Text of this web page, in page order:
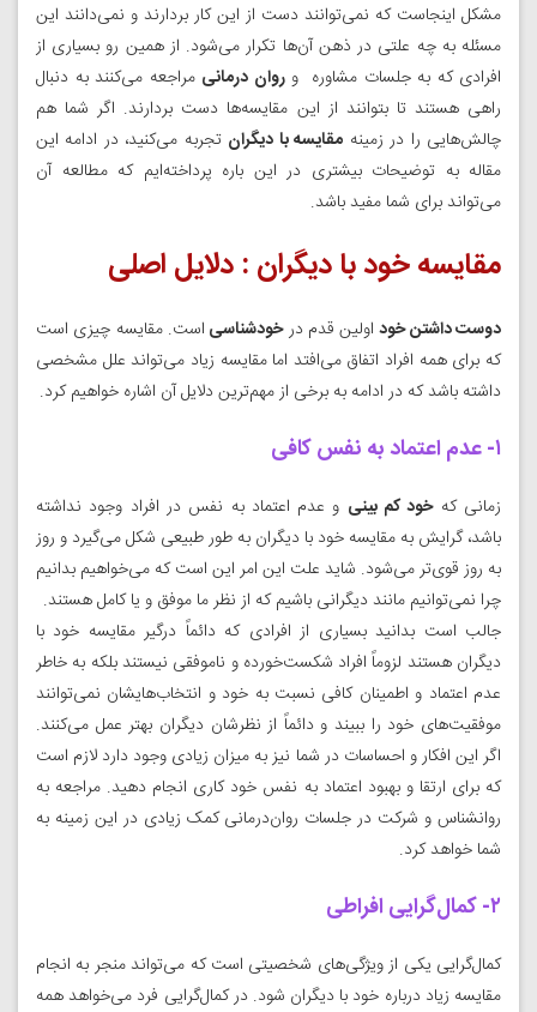
مشکل اینجاست که نمی‌توانند دست از این کار بردارند و نمی‌دانند این
مسئله به چه علتی در ذهن آن‌ها تکرار می‌شود. از همین رو بسیاری از
افرادی که به جلسات مشاوره وروان درمانی مراجعه می‌کنند به دنبال
راهی هستند تا بتوانند از این مقایسه‌ها دست بردارند. اگر شما هم
چالش‌هایی را در زمینه مقایسه با دیگران تجربه می‌کنید، در ادامه این
مقاله به توضیحات بیشتری در این باره پرداخته‌ایم که مطالعه آن
می‌تواند برای شما مفید باشد.
مقایسه خود با دیگران : دلایل اصلی
دوست داشتن خوداولین قدم درخودشناسی است. مقایسه چیزی است
که برای همه افراد اتفاق می‌افتد اما مقایسه زیاد می‌تواند علل مشخصی
داشته باشد که در ادامه به برخی از مهم‌ترین دلایل آن اشاره خواهیم کرد.
۱- عدم اعتماد به نفس کافی
زمانی کهخود کم بینی و عدم اعتماد به نفس در افراد وجود نداشته
باشد، گرایش به مقایسه خود با دیگران به طور طبیعی شکل می‌گیرد و روز
به روز قوی‌تر می‌شود. شاید علت این امر این است که می‌خواهیم بدانیم
چرا نمی‌توانیم مانند دیگرانی باشیم که از نظر ما موفق و یا کامل‌ هستند.
جالب است بدانید بسیاری از افرادی که دائماً درگیر مقایسه خود با
دیگران هستند لزوماً افراد شکست‌خورده و ناموفقی نیستند بلکه به خاطر
عدم اعتماد و اطمینان کافی نسبت به خود و انتخاب‌هایشان نمی‌توانند
موفقیت‌های خود را ببیند و دائماً از نظرشان دیگران بهتر عمل می‌کنند.
اگر این افکار و احساسات در شما نیز به میزان زیادی وجود دارد لازم است
که برای ارتقا و بهبود اعتماد به نفس خود کاری انجام دهید. مراجعه به
روانشناس و شرکت در جلسات روان‌درمانی کمک زیادی در این زمینه به
شما خواهد کرد.
۲- کمال‌گرایی افراطی
کمال‌گرایی یکی از ویژگی‌های شخصیتی است که می‌تواند منجر به انجام
مقایسه زیاد درباره خود با دیگران شود. در کمال‌گرایی فرد می‌خواهد همه